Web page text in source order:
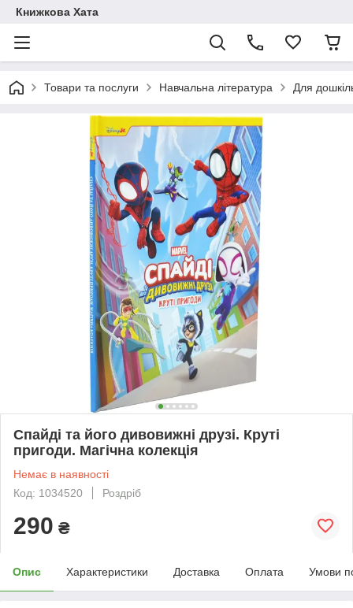
Книжкова Хата
Товари та послуги Навчальна література Для
Спайді та його дивовижні друзі. Круті
пригоди. Магічна колекція
Немає в наявності
Код: 1034520
Роздріб
290 ₴
Опис Характеристики Доставка Оплата Умови